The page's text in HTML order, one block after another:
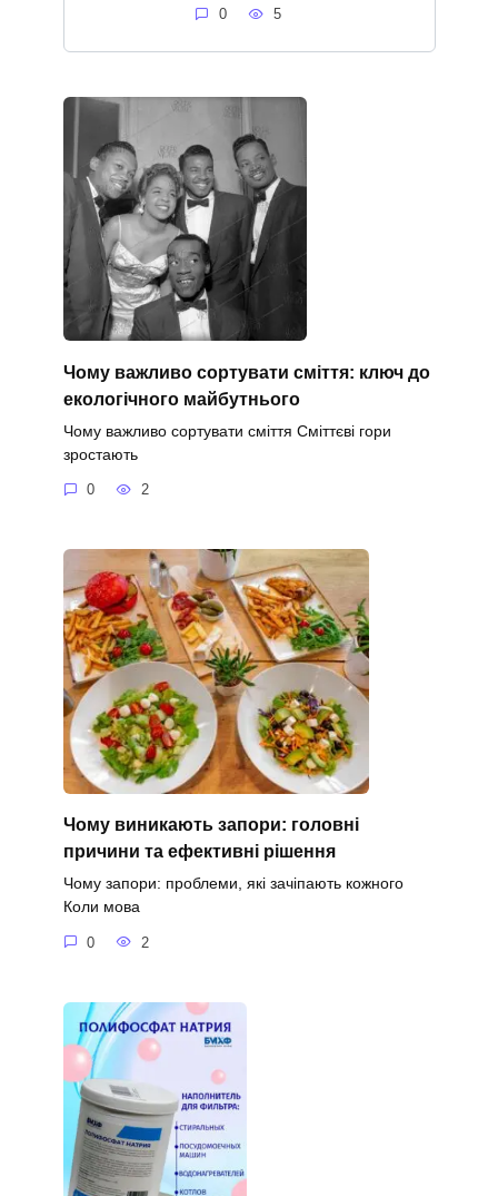
0 5
Чому важливо сортувати сміття: ключ до
екологічного майбутнього
Чому важливо сортувати сміття Сміттєві гори
зростають
0 2
Чому виникають запори: головні
причини та ефективні рішення
Чому запори: проблеми, які зачіпають кожного
Коли мова
0 2